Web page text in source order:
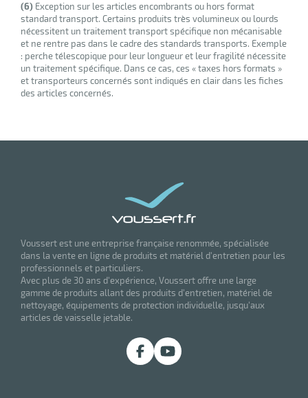
(6) Exception sur les articles encombrants ou hors format
standard transport. Certains produits très volumineux ou lourds
nécessitent un traitement transport spécifique non mécanisable
et ne rentre pas dans le cadre des standards transports. Exemple
: perche télescopique pour leur longueur et leur fragilité nécessite
un traitement spécifique. Dans ce cas, ces « taxes hors formats »
et transporteurs concernés sont indiqués en clair dans les fiches
des articles concernés.
Voussert est une entreprise française renommée, spécialisée
dans la vente en ligne de produits et matériel d'entretien pour les
professionnels et particuliers.
Avec plus de 30 ans d'expérience, Voussert offre une large
gamme de produits allant des produits d'entretien, matériel de
nettoyage, équipements de protection individuelle, jusqu'aux
articles de vaisselle jetable.